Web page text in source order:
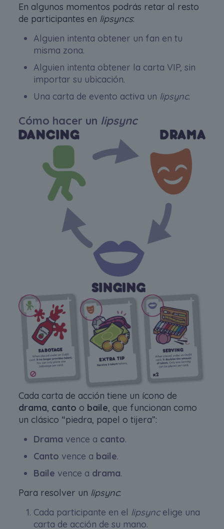
En algunos momentos podrás retar al resto
de participantes en lipsyncs:
Alguien intenta obtener un fan en tu
misma zona.
Alguien intenta obtener la carta VIP, sin
importar su ubicación.
Una carta de evento activa un lipsync.
Cómo hacer un lipsync
Cada carta de acción tiene un ícono de
drama, canto o baile, que funcionan como
un clásico “piedra, papel o tijera”:
Drama vence a canto.
Canto vence a baile.
Baile vence a drama.
Para resolver un lipsync:
Cada participante en el lipsyncelige una
carta de acción de su mano.